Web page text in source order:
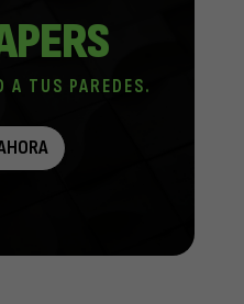
A TUS PAREDES.​